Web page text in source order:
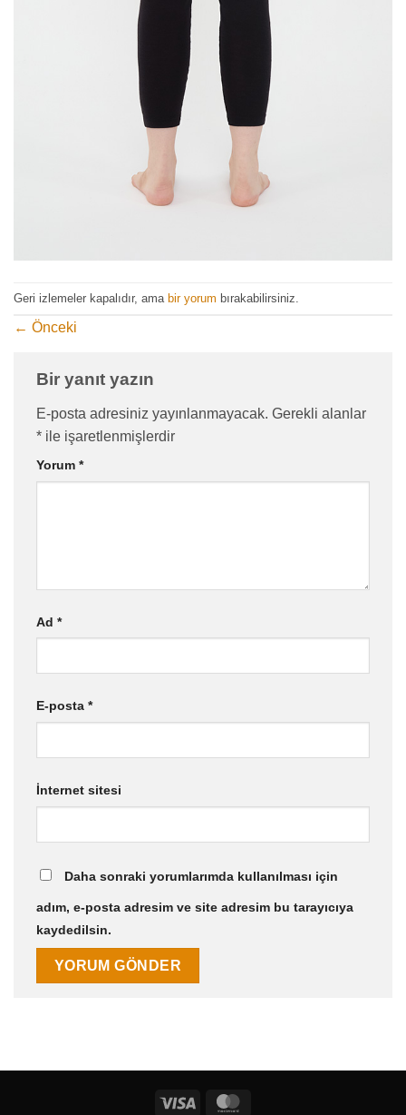
Geri izlemeler kapalıdır, ama bir yorum bırakabilirsiniz.
← Önceki
Bir yanıt yazın
E-posta adresiniz yayınlanmayacak. Gerekli alanlar
* ile işaretlenmişlerdir
Yorum *
Ad *
E-posta *
İnternet sitesi
Daha sonraki yorumlarımda kullanılması için
adım, e-posta adresim ve site adresim bu tarayıcıya
kaydedilsin.
Visa